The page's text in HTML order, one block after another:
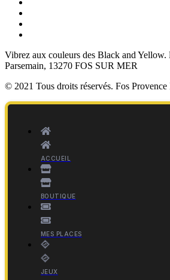
Vibrez aux couleurs des Black and Yellow.
Parsemain, 13270 FOS SUR MER
© 2021 Tous droits réservés. Fos Provence
ACCUEIL
BOUTIQUE
MES PLACES
JEUX